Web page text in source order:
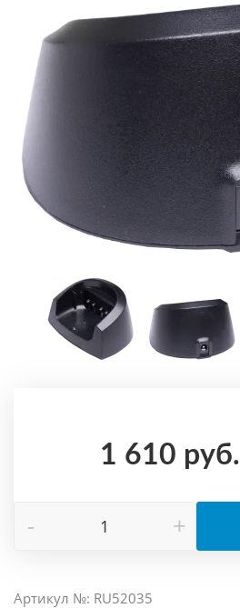
1 610 руб.
- +
Артикул №: RU52035